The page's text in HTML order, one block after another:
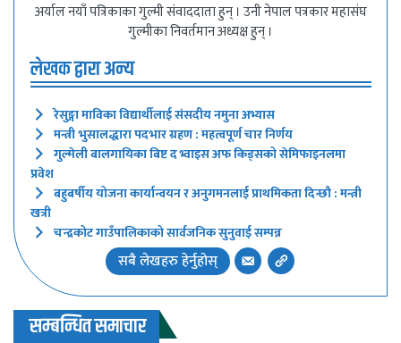
अर्याल नयाँ पत्रिकाका गुल्मी संवाददाता हुन् । उनी नेपाल पत्रकार महासंघ
गुल्मीका निवर्तमान अध्यक्ष हुन् ।
लेखक द्वारा अन्य
रेसुङ्गा माविका विद्यार्थीलाई संसदीय नमुना अभ्यास
मन्त्री भुसालद्धारा पदभार ग्रहण : महत्वपूर्ण चार निर्णय
गुल्मेली बालगायिका बिष्ट द भ्वाइस अफ किड्सको सेमिफाइनलमा
प्रवेश
बहुबर्षीय योजना कार्यान्वयन र अनुगमनलाई प्राथमिकता दिन्छौ : मन्त्री
खत्री
चन्द्रकोट गाउँपालिकाको सार्वजनिक सुनुवाई सम्पन्न
सबै लेखहरु हेर्नुहोस्
सम्बन्धित समाचार